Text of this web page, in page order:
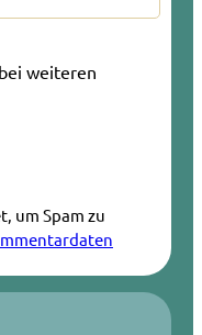
weiteren
um Spam zu